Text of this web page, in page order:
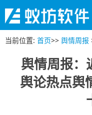
当前位置: 首页>> 舆情周报
舆情周报：
舆论热点舆